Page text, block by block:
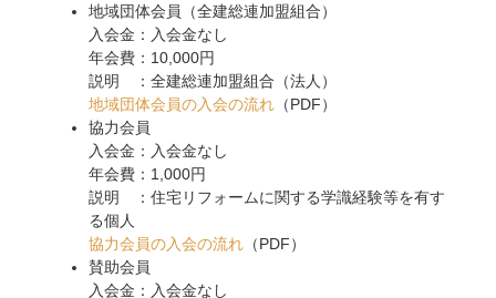
地域団体会員（全建総連加盟組合）
入会金：入会金なし
年会費：10,000円
説明 ：全建総連加盟組合（法人）
地域団体会員の入会の流れ （PDF）
協力会員
入会金：入会金なし
年会費：1,000円
説明 ：住宅リフォームに関する学識経験等を有す
る個人
協力会員の入会の流れ （PDF）
賛助会員
入会金：入会金なし